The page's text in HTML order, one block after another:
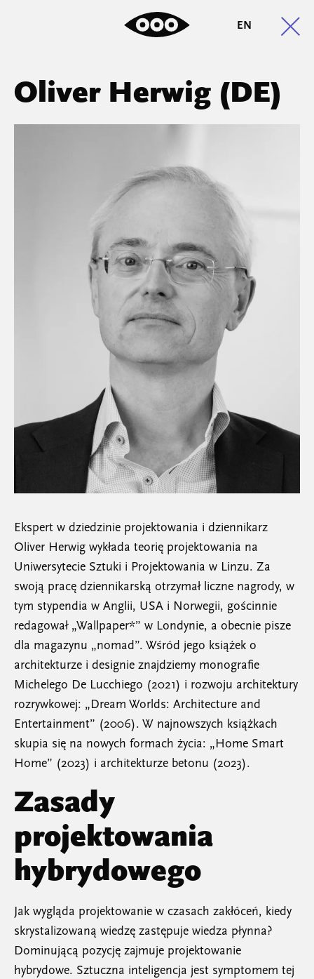
EN
Oliver Herwig (DE)
Ekspert w dziedzinie projektowania i dziennikarz
Oliver Herwig wykłada teorię projektowania na
Uniwersytecie Sztuki i Projektowania w Linzu. Za
swoją pracę dziennikarską otrzymał liczne nagrody, w
tym stypendia w Anglii, USA i Norwegii, gościnnie
redagował „Wallpaper*” w Londynie, a obecnie pisze
dla magazynu „nomad”. Wśród jego książek o
architekturze i designie znajdziemy monografie
Michelego De Lucchiego (2021) i rozwoju architektury
rozrywkowej: „Dream Worlds: Architecture and
Entertainment” (2006). W najnowszych książkach
skupia się na nowych formach życia: „Home Smart
Home” (2023) i architekturze betonu (2023).
Zasady
projektowania
hybrydowego
Jak wygląda projektowanie w czasach zakłóceń, kiedy
skrystalizowaną wiedzę zastępuje wiedza płynna?
Dominującą pozycję zajmuje projektowanie
hybrydowe. Sztuczna inteligencja jest symptomem tej